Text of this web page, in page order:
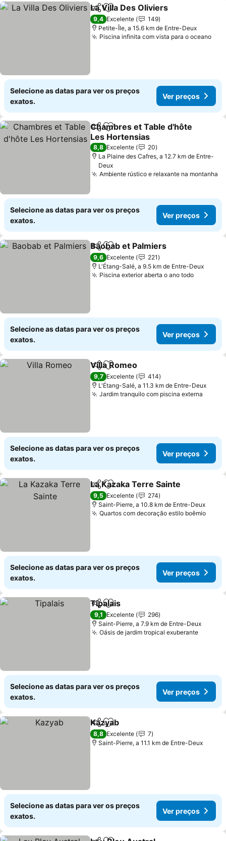
PartilharAdicionar aos favoritos
La Villa Des Oliviers
9,4 Excelente
149
Petite-Île, a 15.6 km de Entre-Deux
Piscina infinita com vista para o oceano
Selecione as datas para ver os preços
exatos.
Ver preços
PartilharAdicionar aos favoritos
Chambres et Table d'hôte
Les Hortensias
8,8 Excelente
20
La Plaine des Cafres, a 12.7 km de Entre-
Deux
Ambiente rústico e relaxante na montanha
Selecione as datas para ver os preços
exatos.
Ver preços
PartilharAdicionar aos favoritos
Baobab et Palmiers
9,6 Excelente
221
L'Étang-Salé, a 9.5 km de Entre-Deux
Piscina exterior aberta o ano todo
Selecione as datas para ver os preços
exatos.
Ver preços
PartilharAdicionar aos favoritos
Villa Romeo
9,7 Excelente
414
L'Étang-Salé, a 11.3 km de Entre-Deux
Jardim tranquilo com piscina externa
Selecione as datas para ver os preços
exatos.
Ver preços
PartilharAdicionar aos favoritos
La Kazaka Terre Sainte
9,5 Excelente
274
Saint-Pierre, a 10.8 km de Entre-Deux
Quartos com decoração estilo boêmio
Selecione as datas para ver os preços
exatos.
Ver preços
PartilharAdicionar aos favoritos
Tipalais
9,1 Excelente
296
Saint-Pierre, a 7.9 km de Entre-Deux
Oásis de jardim tropical exuberante
Selecione as datas para ver os preços
exatos.
Ver preços
PartilharAdicionar aos favoritos
Kazyab
8,8 Excelente
7
Saint-Pierre, a 11.1 km de Entre-Deux
Selecione as datas para ver os preços
exatos.
Ver preços